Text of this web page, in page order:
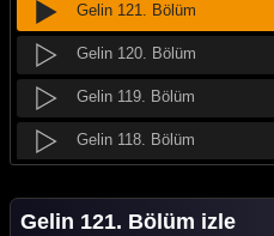
Gelin 121. Bölüm
Gelin 120. Bölüm
Gelin 119. Bölüm
Gelin 118. Bölüm
Gelin 116. Bölüm
Gelin 121. Bölüm izle